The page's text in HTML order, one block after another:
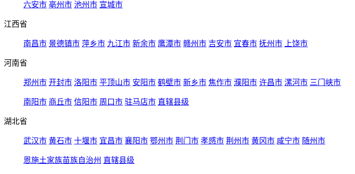
六安市 亳州市 池州市 宣城市
江西省
南昌市 景德镇市 萍乡市 九江市 新余市 鹰潭市 赣州市 吉安市 宜春市 抚州市 上饶市
河南省
郑州市 开封市 洛阳市 平顶山市 安阳市 鹤壁市 新乡市 焦作市 濮阳市 许昌市 漯河市 三门峡市
南阳市 商丘市 信阳市 周口市 驻马店市 直辖县级
湖北省
武汉市 黄石市 十堰市 宜昌市 襄阳市 鄂州市 荆门市 孝感市 荆州市 黄冈市 咸宁市 随州市
恩施土家族苗族自治州 直辖县级